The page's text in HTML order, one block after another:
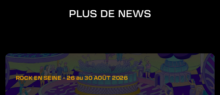
PLUS DE NEWS
ROCK EN SEINE - 26 au 30 AOÛT 2026